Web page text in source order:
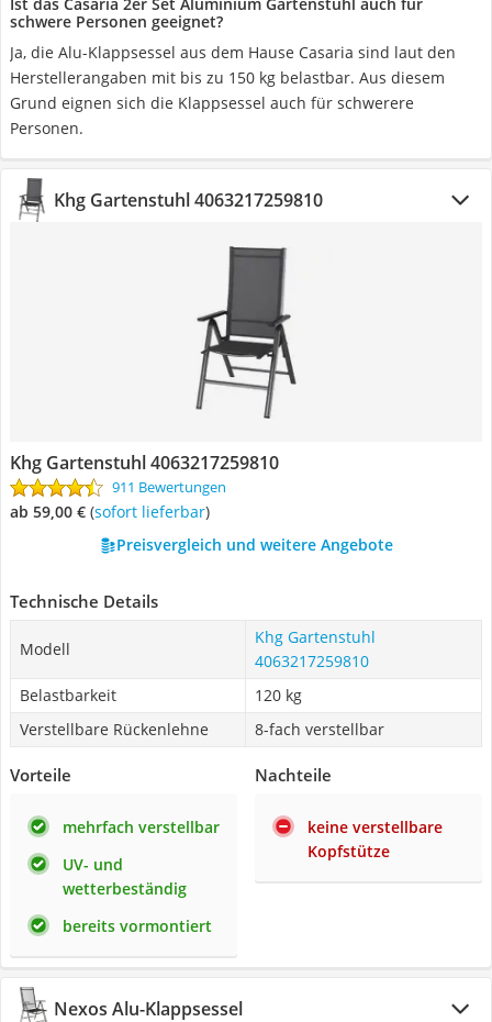
schwere Personen geeignet?
Ja, die Alu-Klappsessel aus dem Hause Casaria sind laut den
Herstellerangaben mit bis zu 150 kg belastbar. Aus diesem
Grund eignen sich die Klappsessel auch für schwerere
Personen.
Khg Gartenstuhl 4063217259810
Khg Gartenstuhl 4063217259810
911 Bewertungen
ab 59,00 € ( Sofort lieferbar)
Preisvergleich und weitere Angebote
Technische Details
Modell
Khg Gartenstuhl
4063217259810
Belastbarkeit
120 kg
Verstellbare Rückenlehne
8-fach verstellbar
Vorteile
mehrfach verstellbar
UV- und
wetterbeständig
bereits vormontiert
Nachteile
keine verstellbare
Kopfstütze
Nexos Alu-Klappsessel